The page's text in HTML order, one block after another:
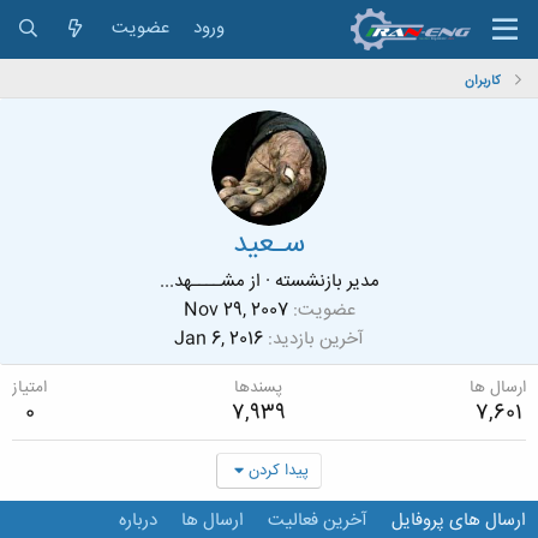
ورود عضویت
کاربران
سـعید
مدیر بازنشسته · ازمشــــهد...
عضویت Nov 29, 2007
آخرین بازدید Jan 6, 2016
ارسال ها
7,601
پسندها
7,939
امتیاز
0
پیدا کردن
ارسال های پروفایل آخرین فعالیت ارسال ها درباره